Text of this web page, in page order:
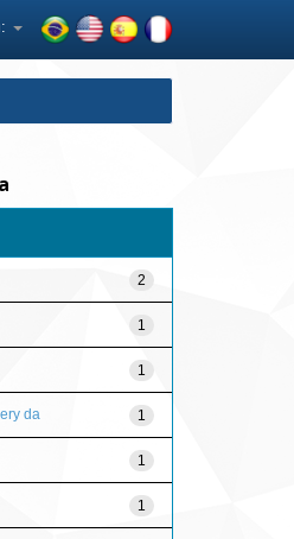
2
1
1
1
da
1
1